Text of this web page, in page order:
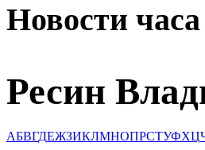
Новости часа
Ресин
АБВГДЕЖЗИКЛМНОПРСТУФХЦ